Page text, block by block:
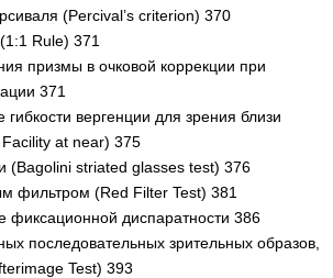
(Percival’s criterion) 370
Rule) 371
призмы в очковой коррекции при
371
вергенции для зрения близи
at near) 375
(Bagolini striated glasses test) 376
фильтром (Red Filter Test) 381
фиксационной диспаратности 386
последовательных зрительных образов,
Test) 393